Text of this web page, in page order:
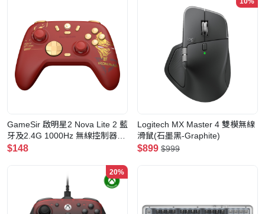
GameSir 啟明星2 Nova Lite 2 藍
牙及2.4G 1000Hz 無線控制器
(Iron Man)
$148
Logitech MX Master 4 雙模無線
滑鼠(石墨黑-Graphite)
$899 $999
20%